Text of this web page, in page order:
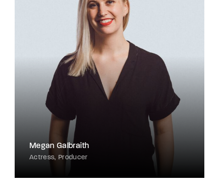
Megan Galbraith
Actress Producer